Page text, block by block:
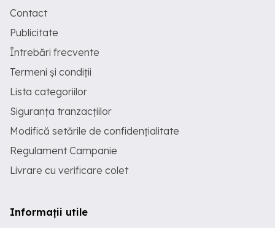
Contact
Publicitate
Întrebări frecvente
Termeni și condiții
Lista categoriilor
Siguranța tranzacțiilor
Modifică setările de confidențialitate
Regulament Campanie
Livrare cu verificare colet
Informații utile